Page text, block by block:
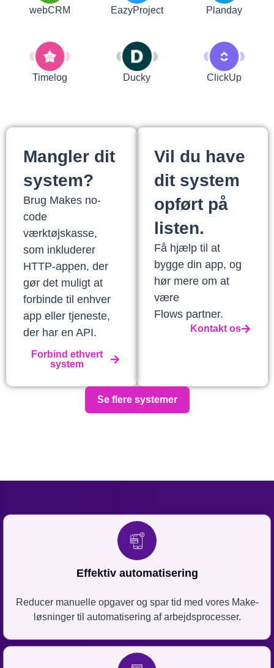
webCRM EazyProject Planday
Timelog Ducky ClickUp
Mangler dit
system?
Brug Makes no-
code
værktøjskasse,
som inkluderer
HTTP-appen, der
gør det muligt at
forbinde til enhver
app eller tjeneste,
der har en API.
Forbind ethvert
system
Vil du have
dit system
opført på
listen.
Få hjælp til at
bygge din app, og
hør mere om at
være
Flows partner.
Kontakt os
Se flere systemer
Effektiv automatisering
Reducer manuelle opgaver og spar tid med vores Make-
løsninger til automatisering af arbejdsprocesser.